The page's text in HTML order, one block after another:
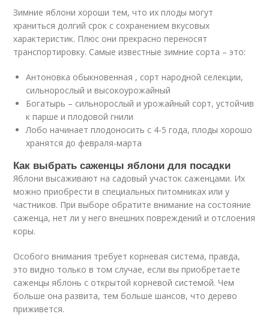
Зимние яблони хороши тем, что их плоды могут
храниться долгий срок с сохранением вкусовых
характеристик. Плюс они прекрасно переносят
транспортировку. Самые известные зимние сорта – это:
Антоновка обыкновенная , сорт народной селекции,
сильнорослый и высокоурожайный
Богатырь – сильнорослый и урожайный сорт, устойчив
к парше и плодовой гнили
Лобо начинает плодоносить с 4-5 года, плоды хорошо
хранятся до февраля-марта
Как выбрать саженцы яблони для посадки
Яблони высаживают на садовый участок саженцами. Их
можно приобрести в специальных питомниках или у
частников. При выборе обратите внимание на состояние
саженца, нет ли у него внешних повреждений и отслоения
коры.
Особого внимания требует корневая система, правда,
это видно только в том случае, если вы приобретаете
саженцы яблонь с открытой корневой системой. Чем
больше она развита, тем больше шансов, что дерево
приживется.